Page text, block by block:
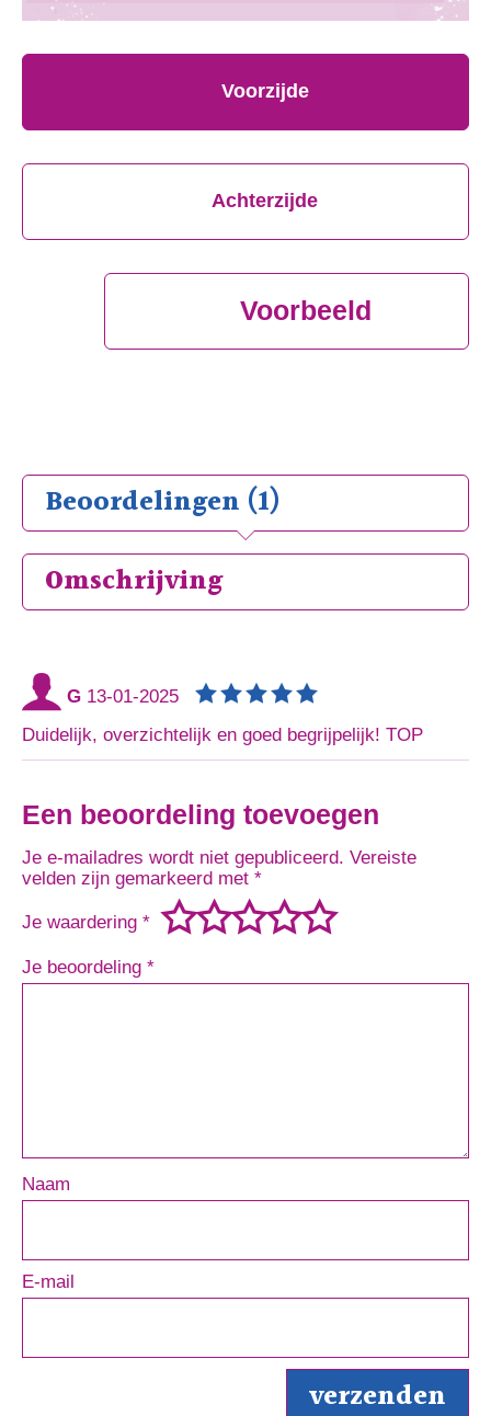
Voorzijde
Achterzijde
Voorbeeld
Beoordelingen (1)
Omschrijving
G 13-01-2025
Duidelijk, overzichtelijk en goed begrijpelijk! TOP
Een beoordeling toevoegen
Je e-mailadres wordt niet gepubliceerd. Vereiste
velden zijn gemarkeerd met *
Je waardering *
Je beoordeling *
Naam
E-mail